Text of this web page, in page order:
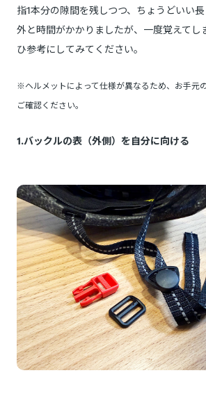
指1本分の隙間を残しつつ、ちょうどいい
外と時間がかかりましたが、一度覚えてし
ひ参考にしてみてください。
※ヘルメットによって仕様が異なるため、お手元
ご確認ください。
1.バックルの表（外側）を自分に向ける